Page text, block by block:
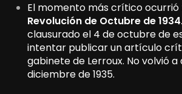
El momento más crítico ocurrió
Revolución de Octubre de 1934
clausurado el 4 de octubre de
intentar publicar un artículo
gabinete de Lerroux. No volvió
diciembre de 1935.